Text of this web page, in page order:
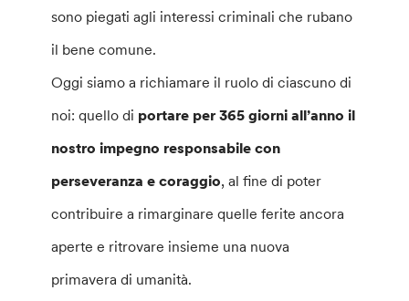
sono piegati agli interessi criminali che rubano
il bene comune.
Oggi siamo a richiamare il ruolo di ciascuno di
noi: quello di portare per 365 giorni all’anno il
nostro impegno responsabile con
perseveranza e coraggio, al fine di poter
contribuire a rimarginare quelle ferite ancora
aperte e ritrovare insieme una nuova
primavera di umanità.